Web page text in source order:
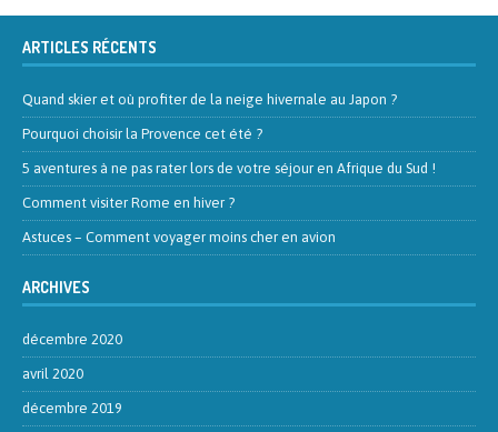
ARTICLES RÉCENTS
Quand skier et où profiter de la neige hivernale au Japon ?
Pourquoi choisir la Provence cet été ?
5 aventures à ne pas rater lors de votre séjour en Afrique du Sud !
Comment visiter Rome en hiver ?
Astuces – Comment voyager moins cher en avion
ARCHIVES
décembre 2020
avril 2020
décembre 2019